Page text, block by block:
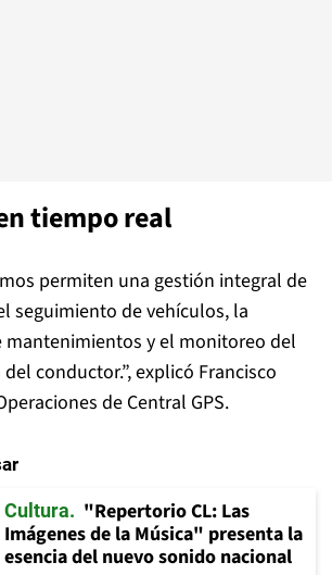
tiempo real
permiten una gestión integral de
seguimiento de vehículos, la
mantenimientos y el monitoreo del
conductor.”, explicó Francisco
de Central GPS.
Cultura
"Repertorio CL: Las
Imágenes de la Música" presenta la
esencia del nuevo sonido nacional